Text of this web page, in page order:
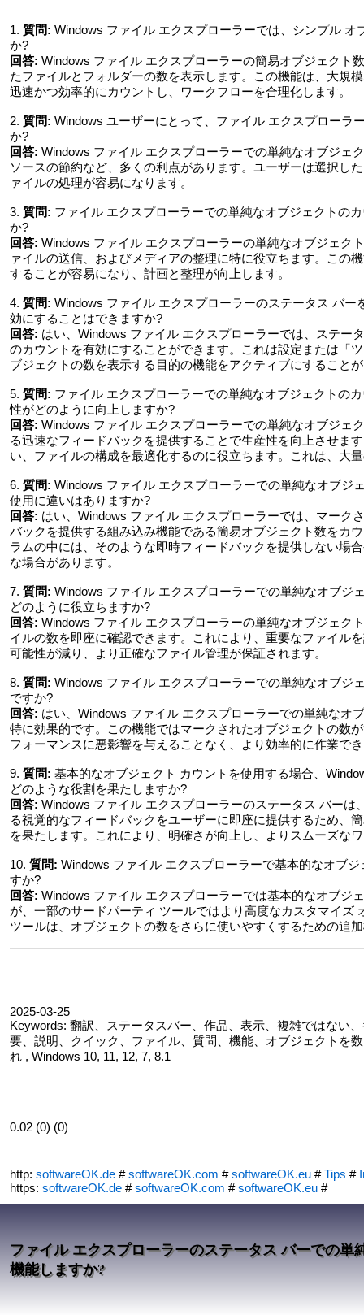
1. 質問: Windows ファイル エクスプローラーでは、シンプル
か?
回答: Windows ファイル エクスプローラーの簡易オブジェクト
たファイルとフォルダーの数を表示します。この機能は、大規
迅速かつ効率的にカウントし、ワークフローを合理化します。
2. 質問: Windows ユーザーにとって、ファイル エクスプローラ
か?
回答: Windows ファイル エクスプローラーでの単純なオブジェ
ソースの節約など、多くの利点があります。ユーザーは選択し
ァイルの処理が容易になります。
3. 質問: ファイル エクスプローラーでの単純なオブジェクトの
か?
回答: Windows ファイル エクスプローラーの単純なオブジェク
ァイルの送信、およびメディアの整理に特に役立ちます。この
することが容易になり、計画と整理が向上します。
4. 質問: Windows ファイル エクスプローラーのステータス バ
効にすることはできますか?
回答: はい、Windows ファイル エクスプローラーでは、ステー
のカウントを有効にすることができます。これは設定または「
ブジェクトの数を表示する目的の機能をアクティブにすること
5. 質問: ファイル エクスプローラーでの単純なオブジェクトの
性がどのように向上しますか?
回答: Windows ファイル エクスプローラーでの単純なオブジェ
る迅速なフィードバックを提供することで生産性を向上させま
い、ファイルの構成を最適化するのに役立ちます。これは、大
6. 質問: Windows ファイル エクスプローラーでの単純なオブジ
使用に違いはありますか?
回答: はい、Windows ファイル エクスプローラーでは、マーク
バックを提供する組み込み機能である簡易オブジェクト数をカ
ラムの中には、そのような即時フィードバックを提供しない場
な場合があります。
7. 質問: Windows ファイル エクスプローラーでの単純なオブジ
どのように役立ちますか?
回答: Windows ファイル エクスプローラーの単純なオブジェク
イルの数を即座に確認できます。これにより、重要なファイル
可能性が減り、より正確なファイル管理が保証されます。
8. 質問: Windows ファイル エクスプローラーでの単純なオブジ
ですか?
回答: はい、Windows ファイル エクスプローラーでの単純なオ
特に効果的です。この機能ではマークされたオブジェクトの数
フォーマンスに悪影響を与えることなく、より効率的に作業で
9. 質問: 基本的なオブジェクト カウントを使用する場合、
どのような役割を果たしますか?
回答: Windows ファイル エクスプローラーのステータス バー
る視覚的なフィードバックをユーザーに即座に提供するため、
を果たします。これにより、明確さが向上し、よりスムーズな
10. 質問: Windows ファイル エクスプローラーで基本的なオブ
すか?
回答: Windows ファイル エクスプローラーでは基本的なオブジ
が、一部のサードパーティ ツールではより高度なカスタマイズ
ツールは、オブジェクトの数をさらに使いやすくするための追
2025-03-25
Keywords: 翻訳、ステータスバー、作品、表示、複雑ではない
要、説明、クイック、ファイル、質問、機能、オブジェクトを
れ , Windows 10, 11, 12, 7, 8.1
0.02 (0) (0)
http: softwareOK.de #softwareOK.com #softwareOK.eu #Tips #
https: softwareOK.de #softwareOK.com #softwareOK.eu #
ファイル エクスプローラーのステータス バーでの単
機能しますか?